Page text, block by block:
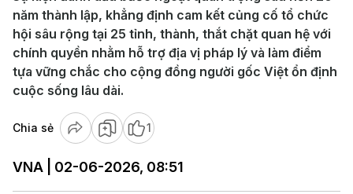
năm thành lập, khẳng định cam kết củng cố tổ chức
hội sâu rộng tại 25 tỉnh, thành, thắt chặt quan hệ với
chính quyền nhằm hỗ trợ địa vị pháp lý và làm điểm
tựa vững chắc cho cộng đồng người gốc Việt ổn định
cuộc sống lâu dài.
Chia sẻ 1
VNA | 02-06-2026, 08:51